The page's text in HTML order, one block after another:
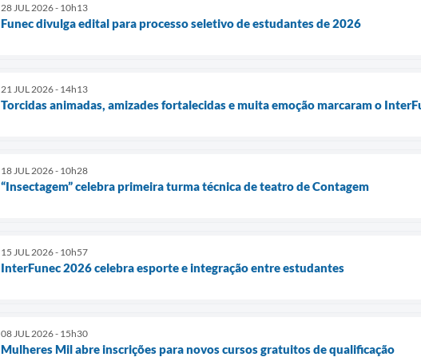
28 JUL 2026 - 10h13
Funec divulga edital para processo seletivo de estudantes de 2026
21 JUL 2026 - 14h13
Torcidas animadas, amizades fortalecidas e muita emoção marcaram o
18 JUL 2026 - 10h28
“Insectagem” celebra primeira turma técnica de teatro de Contagem
15 JUL 2026 - 10h57
InterFunec 2026 celebra esporte e integração entre estudantes
08 JUL 2026 - 15h30
Mulheres Mil abre inscrições para novos cursos gratuitos de qualificação